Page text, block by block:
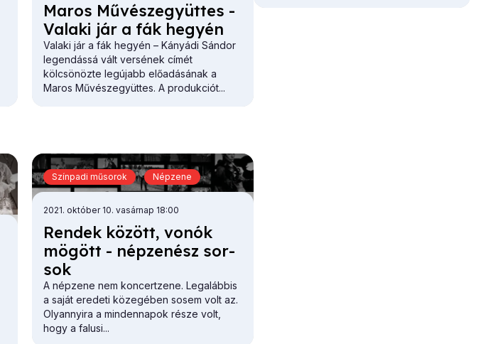
Ma­ros Mű­vész­együt­tes -
Va­la­ki jár a fák he­gyén
Valaki jár a fák hegyén – Kányádi Sándor
legendássá vált versének címét
kölcsönözte legújabb előadásának a
Maros Művészegyüttes. A produkciót...
Ren­dek kö­zött, vo­nók
mö­gött - nép­ze­nész sor­
sok
2021. október 10. vasárnap 18:00
A népzene nem koncertzene. Legalábbis
a saját eredeti közegében sosem volt az.
Olyannyira a mindennapok része volt,
hogy a falusi...
Színpadi műsorok Népzene